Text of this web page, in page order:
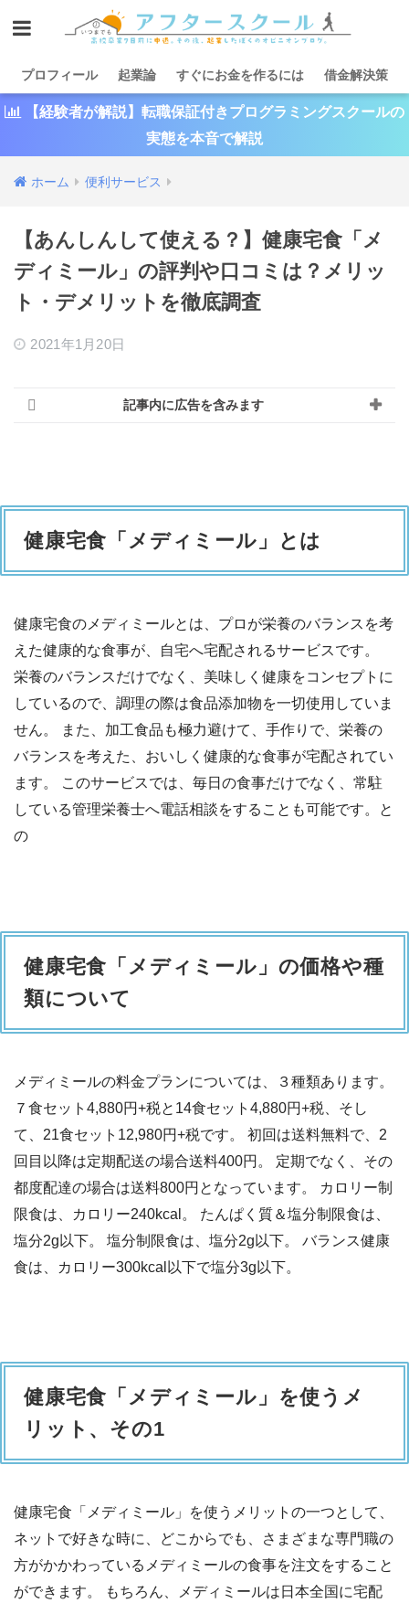
プロフィール 起業論 すぐにお金を作るには 借金解決策
【経験者が解説】転職保証付きプログラミングスクールの
実態を本音で解説
ホーム 便利サービス
【あんしんして使える？】健康宅食「メ
ディミール」の評判や口コミは？メリッ
ト・デメリットを徹底調査
2021年1月20日
記事内に広告を含みます
健康宅食「メディミール」とは
健康宅食のメディミールとは、プロが栄養のバランスを考
えた健康的な食事が、自宅へ宅配されるサービスです。
栄養のバランスだけでなく、美味しく健康をコンセプトに
しているので、調理の際は食品添加物を一切使用していま
せん。 また、加工食品も極力避けて、手作りで、栄養の
バランスを考えた、おいしく健康的な食事が宅配されてい
ます。 このサービスでは、毎日の食事だけでなく、常駐
している管理栄養士へ電話相談をすることも可能です。と
の
健康宅食「メディミール」の価格や種
類について
メディミールの料金プランについては、３種類あります。
７食セット4,880円+税と14食セット4,880円+税、そし
て、21食セット12,980円+税です。 初回は送料無料で、2
回目以降は定期配送の場合送料400円。 定期でなく、その
都度配達の場合は送料800円となっています。 カロリー制
限食は、カロリー240kcal。 たんぱく質＆塩分制限食は、
塩分2g以下。 塩分制限食は、塩分2g以下。 バランス健康
食は、カロリー300kcal以下で塩分3g以下。
健康宅食「メディミール」を使うメ
リット、その1
健康宅食「メディミール」を使うメリットの一つとして、
ネットで好きな時に、どこからでも、さまざまな専門職の
方がかかわっているメディミールの食事を注文をすること
ができます。 もちろん、メディミールは日本全国に宅配